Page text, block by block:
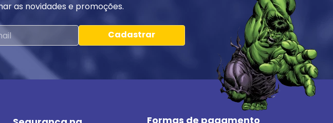
as novidades e promoções.
Cadastrar
Formas de pagamento